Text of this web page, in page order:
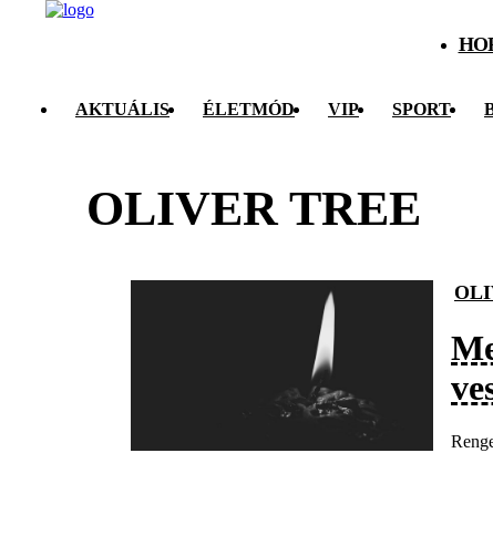
AKTUÁLIS ÉLETMÓD VIP SPORT
OLIVER TREE